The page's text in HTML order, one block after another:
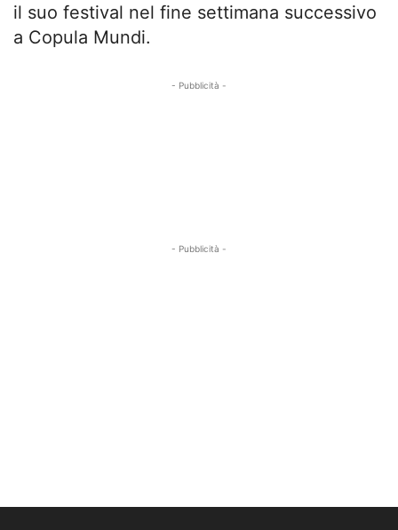
il suo festival nel fine settimana successivo
a Copula Mundi.
- Pubblicità -
- Pubblicità -